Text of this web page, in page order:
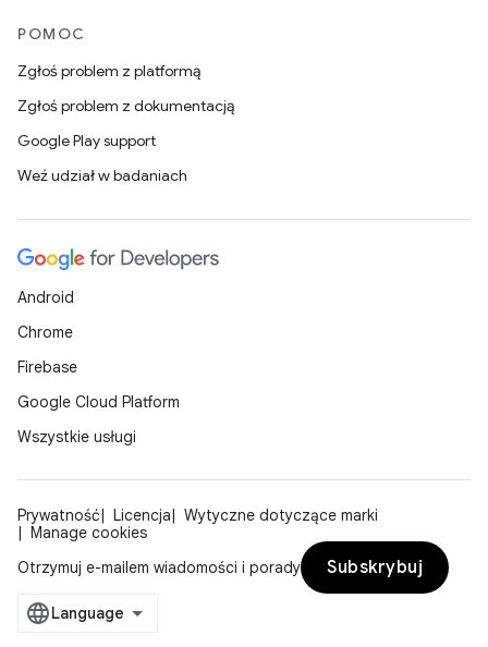
POMOC
Zgłoś problem z platformą
Zgłoś problem z dokumentacją
Google Play support
Weź udział w badaniach
Android
Chrome
Firebase
Google Cloud Platform
Wszystkie usługi
Prywatność Licencja
Wytyczne dotyczące marki
Manage cookies
Otrzymuj e-mailem wiadomości i porady
Subskrybuj